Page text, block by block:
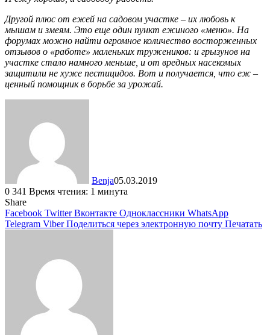
Другой плюс от ежей на садовом участке – их любовь к
мышам и змеям. Это еще один пункт ежиного «меню». На
форумах можно найти огромное количество восторженных
отзывов о «работе» маленьких тружеников: и грызунов на
участке стало намного меньше, и от вредных насекомых
защитили не хуже пестицидов. Вот и получается, что еж –
ценный помощник в борьбе за урожай.
Benja05.03.2019
0 341 Время чтения: 1 минута
Share
Facebook Twitter Вконтакте Одноклассники WhatsApp
Telegram Viber Поделиться через электронную почту Печатать